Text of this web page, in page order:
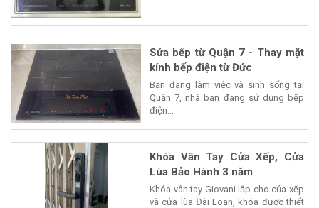
Sửa bếp từ Quận 7 - Thay mặt
kính bếp điện từ Đức
Bạn đang làm việc và sinh sống tại
Quận 7, nhà bạn đang sử dụng bếp
điện...
Khóa Vân Tay Cửa Xếp, Cửa
Lùa Bảo Hành 3 năm
Khóa vân tay Giovani lắp cho của xếp
và cửa lùa Đài Loan, khóa được thiết